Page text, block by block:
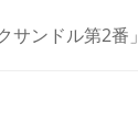
ンドル第2番」